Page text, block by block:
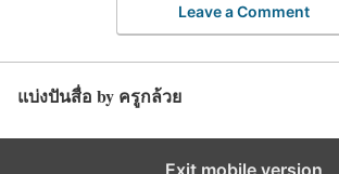
Leave a Comment
แบ่งปันสื่อ by ครูกล้วย
Exit mobile version